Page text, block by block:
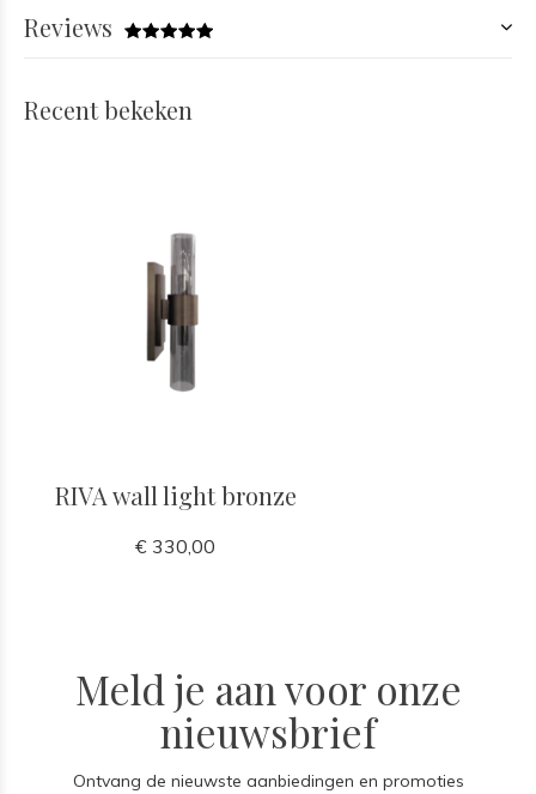
Reviews
Recent bekeken
RIVA wall light bronze
€ 330,00
Meld je aan voor onze
nieuwsbrief
Ontvang de nieuwste aanbiedingen en promoties